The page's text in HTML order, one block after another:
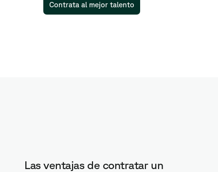
Contrata al mejor talento
Las ventajas de contratar un